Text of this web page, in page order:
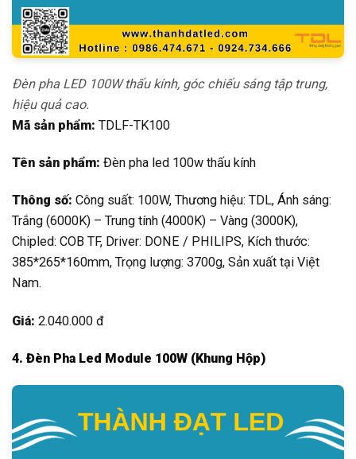
Đèn pha LED 100W thấu kính, góc chiếu sáng tập trung,
hiệu quả cao.
Mã sản phẩm: TDLF-TK100
Tên sản phẩm: Đèn pha led 100w thấu kính
Thông số: Công suất: 100W, Thương hiệu: TDL, Ánh sáng:
Trắng (6000K) – Trung tính (4000K) – Vàng (3000K),
Chipled: COB TF, Driver: DONE / PHILIPS, Kích thước:
385*265*160mm, Trọng lượng: 3700g, Sản xuất tại Việt
Nam.
Giá: 2.040.000 đ
4. Đèn Pha Led Module 100W (Khung Hộp)